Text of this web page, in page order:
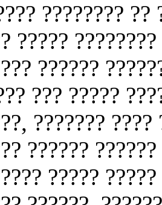
???????? ??
?????
??????
??? ?????
???????
??????
?????